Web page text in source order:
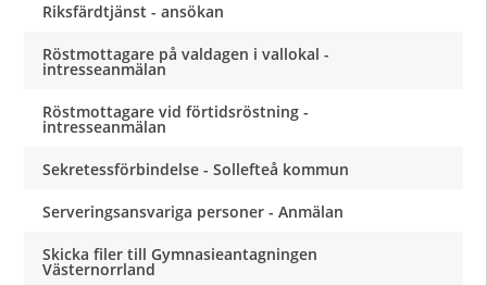
Riksfärdtjänst - ansökan
Röstmottagare på valdagen i vallokal -
intresseanmälan
Röstmottagare vid förtidsröstning -
intresseanmälan
Sekretessförbindelse - Sollefteå kommun
Serveringsansvariga personer - Anmälan
Skicka filer till Gymnasieantagningen
Västernorrland